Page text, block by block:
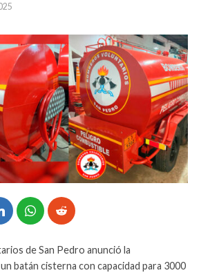
de San Pedro anunció la
batán cisterna con capacidad para 3000